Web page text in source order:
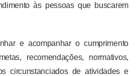
às pessoas que buscarem
e acompanhar o cumprimento
recomendações, normativos,
circunstanciados de atividades e